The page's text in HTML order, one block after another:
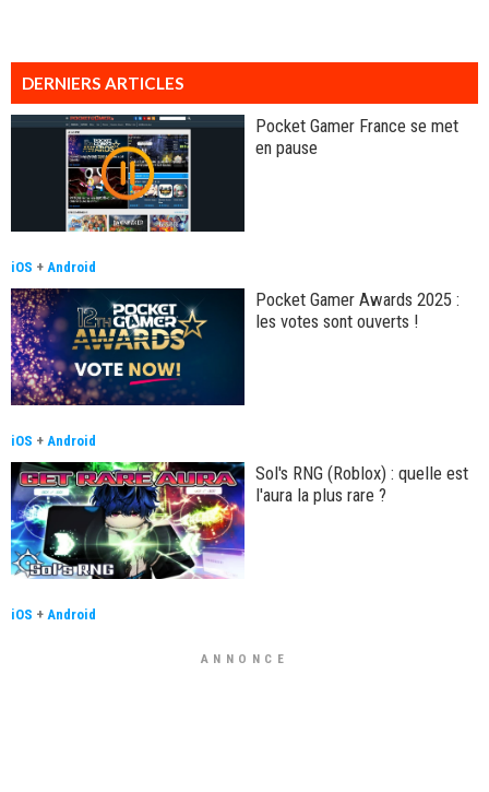
DERNIERS ARTICLES
Pocket Gamer France se met
en pause
iOS + Android
Pocket Gamer Awards 2025 :
les votes sont ouverts !
iOS + Android
Sol's RNG (Roblox) : quelle est
l'aura la plus rare ?
iOS + Android
ANNONCE